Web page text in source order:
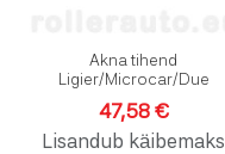
Akna tihend
Ligier/Microcar/Due
47,58 €
Lisandub käibemaks